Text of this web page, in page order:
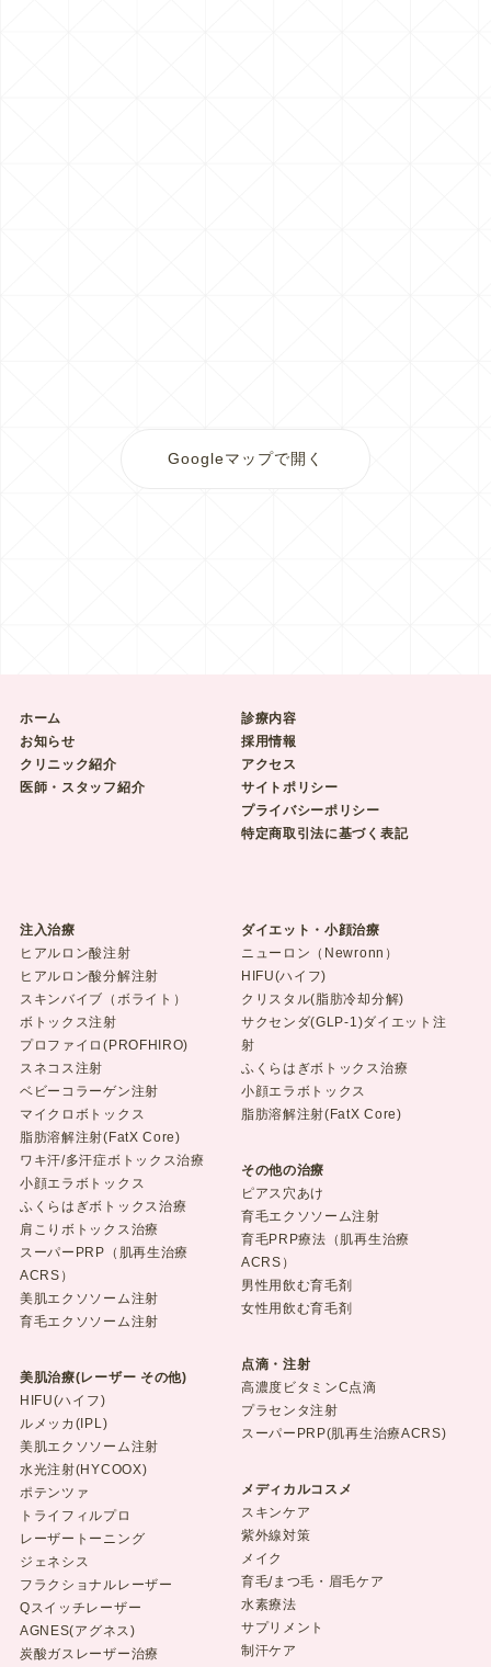
Googleマップで開く
ホーム
お知らせ
クリニック紹介
医師・スタッフ紹介
診療内容
採用情報
アクセス
サイトポリシー
プライバシーポリシー
特定商取引法に基づく表記
注入治療
ヒアルロン酸注射
ヒアルロン酸分解注射
スキンバイブ（ボライト）
ボトックス注射
プロファイロ(PROFHIRO)
スネコス注射
ベビーコラーゲン注射
マイクロボトックス
脂肪溶解注射(FatX Core)
ワキ汗/多汗症ボトックス治療
小顔エラボトックス
ふくらはぎボトックス治療
肩こりボトックス治療
スーパーPRP（肌再生治療
ACRS）
美肌エクソソーム注射
育毛エクソソーム注射
美肌治療(レーザー その他)
HIFU(ハイフ)
ルメッカ(IPL)
美肌エクソソーム注射
水光注射(HYCOOX)
ポテンツァ
トライフィルプロ
レーザートーニング
ジェネシス
フラクショナルレーザー
Qスイッチレーザー
AGNES(アグネス)
炭酸ガスレーザー治療
ダイエット・小顔治療
ニューロン（Newronn）
HIFU(ハイフ)
クリスタル(脂肪冷却分解)
サクセンダ(GLP-1)ダイエット注
射
ふくらはぎボトックス治療
小顔エラボトックス
脂肪溶解注射(FatX Core)
その他の治療
ピアス穴あけ
育毛エクソソーム注射
育毛PRP療法（肌再生治療
ACRS）
男性用飲む育毛剤
女性用飲む育毛剤
点滴・注射
高濃度ビタミンC点滴
プラセンタ注射
スーパーPRP(肌再生治療ACRS)
メディカルコスメ
スキンケア
紫外線対策
メイク
育毛/まつ毛・眉毛ケア
水素療法
サプリメント
制汗ケア